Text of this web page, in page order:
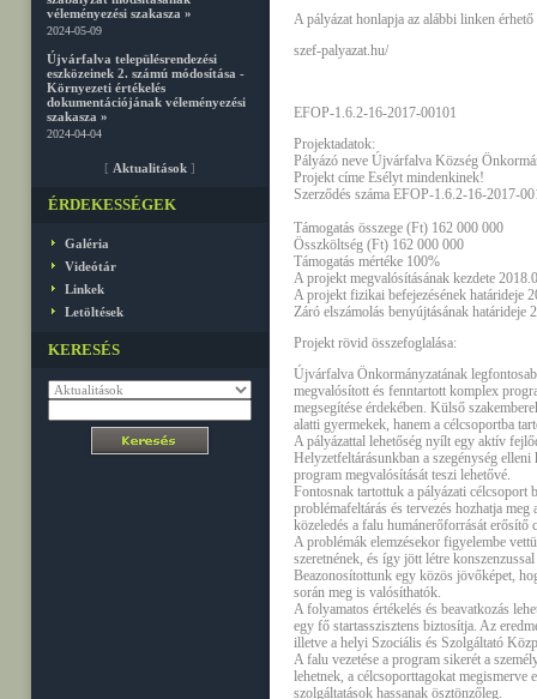
véleményezési szakasza »
2024-05-09
Újvárfalva településrendezési
eszközeinek 2. számú módosítása -
Környezeti értékelés
dokumentációjának véleményezési
szakasza »
2024-04-04
[ Aktualitások ]
ÉRDEKESSÉGEK
Galéria
Videótár
Linkek
Letöltések
KERESÉS
A pályázat honlapja az alábbi linken érhető
szef-palyazat.hu/
EFOP-1.6.2-16-2017-00101
Projektadatok:
Pályázó neve Újvárfalva Község
Projekt címe Esélyt mindenkinek!
Szerződés száma EFOP-1.6.2-16-2017-
Támogatás összege (Ft) 162 000 000
Összköltség (Ft) 162 000 000
Támogatás mértéke 100%
A projekt megvalósításának kezdete
A projekt fizikai befejezésének határideje
Záró elszámolás benyújtásának határideje
Projekt rövid összefoglalása:
Újvárfalva Önkormányzatának
megvalósított és fenntartott komplex
megsegítése érdekében. Külső
alatti gyermekek, hanem a célcsoportba
A pályázattal lehetőség nyílt egy aktív
Helyzetfeltárásunkban a szegénység
program megvalósítását teszi lehetővé.
Fontosnak tartottuk a pályázati célcsoport
problémafeltárás és tervezés hozhatja
közeledés a falu humánerőforrását erősítő
A problémák elemzésekor figyelembe
szeretnének, és így jött létre
Beazonosítottunk egy közös jövőképet,
során meg is valósíthatók.
A folyamatos értékelés és beavatkozás
egy fő startasszisztens biztosítja. Az
illetve a helyi Szociális és Szolgáltató
A falu vezetése a program sikerét a
lehetnek, a célcsoporttagokat
szolgáltatások hassanak ösztönzőleg.